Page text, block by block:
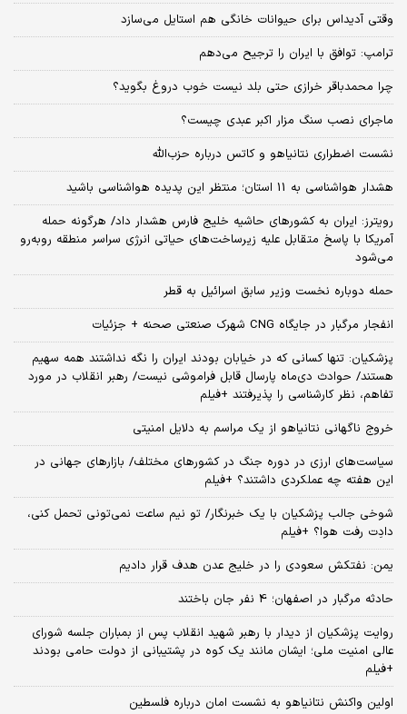
وقتی آدیداس برای حیوانات خانگی هم استایل می‌سازد
ترامپ: توافق با ایران را ترجیح می‌دهم
چرا محمدباقر خرازی حتی بلد نیست خوب دروغ بگوید؟
ماجرای نصب سنگ مزار اکبر عبدی چیست؟
نشست اضطراری نتانیاهو و کاتس درباره حزب‌الله
هشدار هواشناسی به 11 استان؛ منتظر این پدیده هواشناسی باشید
رویترز: ایران به کشورهای حاشیه خلیج فارس هشدار داد/ هرگونه حمله
آمریکا با پاسخ متقابل علیه زیرساخت‌های حیاتی انرژی سراسر منطقه روبه‌رو
می‌شود
حمله دوباره نخست وزیر سابق اسرائیل به قطر
انفجار مرگبار در جایگاه CNG شهرک صنعتی صحنه + جزئیات
پزشکیان: تنها کسانی که در خیابان بودند ایران را نگه نداشتند همه سهیم
هستند/ حوادث دی‌ماه پارسال قابل فراموشی نیست/ رهبر انقلاب در مورد
تفاهم، نظر کارشناسی را پذیرفتند +فیلم
خروج ناگهانی نتانیاهو از یک مراسم به دلایل امنیتی
سیاست‌های ارزی در دوره جنگ در کشورهای مختلف/ بازارهای جهانی در
این هفته چه عملکردی داشتند؟ +فیلم
شوخی جالب پزشکیان با یک خبرنگار/ تو نیم ساعت نمی‌تونی تحمل کنی،
دادِت رفت هوا؟ +فیلم
یمن: نفتکش سعودی را در خلیج عدن هدف قرار دادیم
حادثه مرگبار در اصفهان؛ 4 نفر جان باختند
روایت پزشکیان از دیدار با رهبر شهید انقلاب پس از بمباران جلسه شورای
عالی امنیت ملی؛ ایشان مانند یک کوه در پشتیبانی از دولت حامی بودند
+فیلم
اولین واکنش نتانیاهو به نشست امان درباره فلسطین